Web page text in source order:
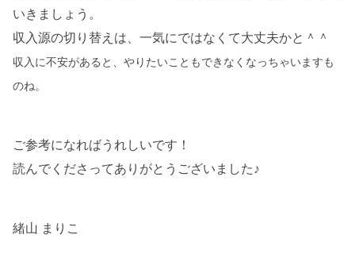
いきましょう。
収入源の切り替えは、一気にではなくて大丈夫かと＾＾
収入に不安があると、やりたいこともできなくなっちゃいますも
のね。
ご参考になればうれしいです！
読んでくださってありがとうございました♪
緒山 まりこ